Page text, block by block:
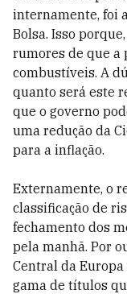
internamente, foi
Bolsa. Isso
rumores de que a
combustíveis. A
quanto será este
que o governo
uma redução da
para a inflação.
Externamente, o
classificação de
fechamento dos
pela manhã. Por
Central da Europa
gama de títulos